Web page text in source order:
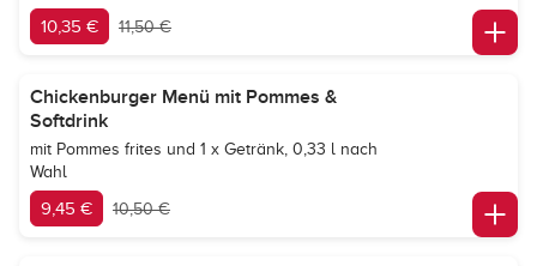
10,35 € 11,50 €
Chickenburger Menü mit Pommes &
Softdrink
mit Pommes frites und 1 x Getränk, 0,33 l nach
Wahl
9,45 € 10,50 €